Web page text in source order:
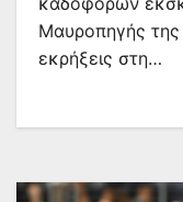
Μαυροπηγής
εκρήξεις στη…